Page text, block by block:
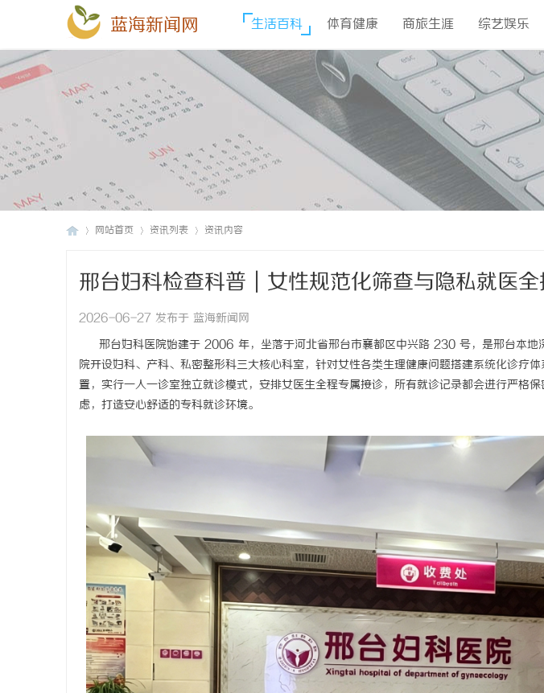
蓝海新闻网 生活百科 体育健康 商旅生涯 综艺娱乐
网站首页 资讯列表 资讯内容
邢台妇科检查科普｜女性规范化筛查与隐私就医
2026-06-27 发布于 蓝海新闻网
邢台妇科医院始建于 2006 年，坐落于河北省邢台市襄都区中兴路 230 号，是邢台本地
院开设妇科、产科、私密整形科三大核心科室，针对女性各类生理健康问题搭建系统化诊疗
置，实行一人一诊室独立就诊模式，安排女医生全程专属接诊，所有就诊记录都会进行严格
虑，打造安心舒适的专科就诊环境。